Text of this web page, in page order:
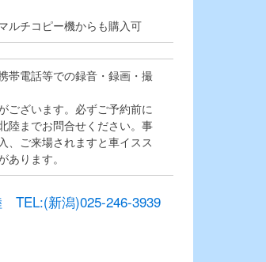
ルチコピー機からも購入可
帯電話等での録音・録画・撮
ございます。必ずご予約前に
陸までお問合せください。事
、ご来場されますと車イスス
ります。
TEL:(新潟)025-246-3939